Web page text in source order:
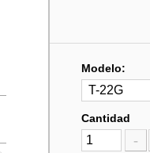
Modelo:
Cantidad
-